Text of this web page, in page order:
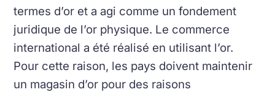
termes d’or et a agi comme un fondement
juridique de l’or physique. Le commerce
international a été réalisé en utilisant l’or.
Pour cette raison, les pays doivent maintenir
un magasin d’or pour des raisons